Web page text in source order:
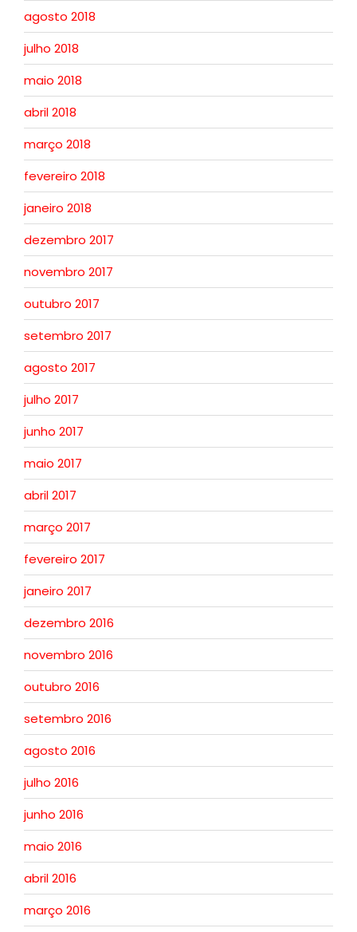
agosto 2018
julho 2018
maio 2018
abril 2018
março 2018
fevereiro 2018
janeiro 2018
dezembro 2017
novembro 2017
outubro 2017
setembro 2017
agosto 2017
julho 2017
junho 2017
maio 2017
abril 2017
março 2017
fevereiro 2017
janeiro 2017
dezembro 2016
novembro 2016
outubro 2016
setembro 2016
agosto 2016
julho 2016
junho 2016
maio 2016
abril 2016
março 2016